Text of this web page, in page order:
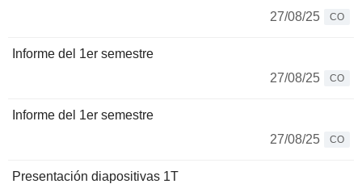
27/08/25
CO
Informe del 1er semestre
27/08/25
CO
Informe del 1er semestre
27/08/25
CO
Presentación diapositivas 1T